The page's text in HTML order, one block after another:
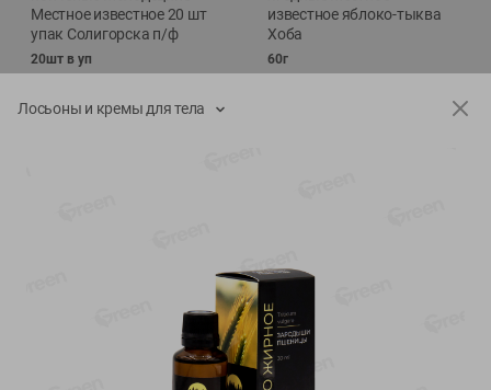
Местное известное 20 шт
упак Солигорска п/ф
20шт в уп
известное яблоко-тыква
Хоба
60г
Лосьоны и кремы для тела